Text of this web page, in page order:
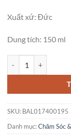
Xuất xứ: Đức
Dung tích: 150 ml
SKU: BAL017400195
Danh mục:Chăm Sóc